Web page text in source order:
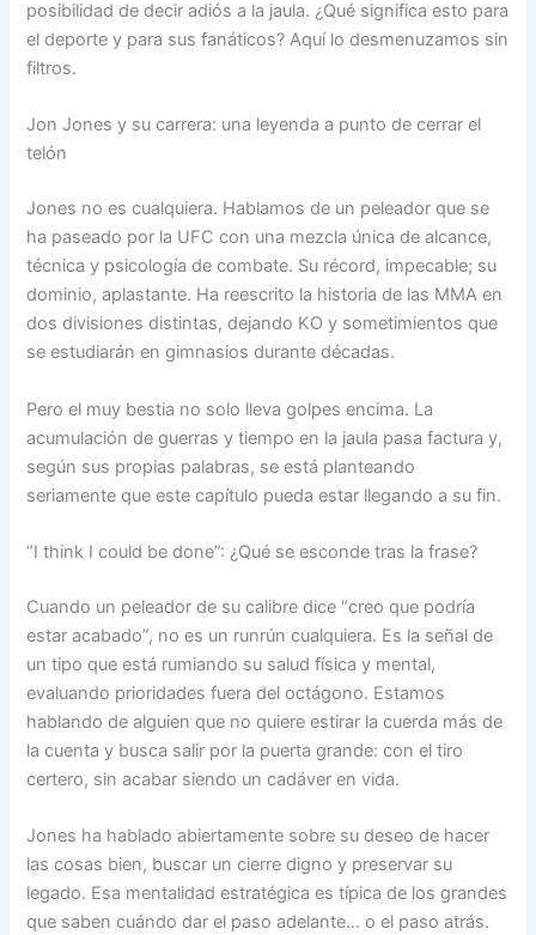
posibilidad de decir adiós a la jaula. ¿Qué significa esto para
el deporte y para sus fanáticos? Aquí lo desmenuzamos sin
filtros.
Jon Jones y su carrera: una leyenda a punto de cerrar el
telón
Jones no es cualquiera. Hablamos de un peleador que se
ha paseado por la UFC con una mezcla única de alcance,
técnica y psicología de combate. Su récord, impecable; su
dominio, aplastante. Ha reescrito la historia de las MMA en
dos divisiones distintas, dejando KO y sometimientos que
se estudiarán en gimnasios durante décadas.
Pero el muy bestia no solo lleva golpes encima. La
acumulación de guerras y tiempo en la jaula pasa factura y,
según sus propias palabras, se está planteando
seriamente que este capítulo pueda estar llegando a su fin.
“I think I could be done”: ¿Qué se esconde tras la frase?
Cuando un peleador de su calibre dice “creo que podría
estar acabado”, no es un runrún cualquiera. Es la señal de
un tipo que está rumiando su salud física y mental,
evaluando prioridades fuera del octágono. Estamos
hablando de alguien que no quiere estirar la cuerda más de
la cuenta y busca salir por la puerta grande: con el tiro
certero, sin acabar siendo un cadáver en vida.
Jones ha hablado abiertamente sobre su deseo de hacer
las cosas bien, buscar un cierre digno y preservar su
legado. Esa mentalidad estratégica es típica de los grandes
que saben cuándo dar el paso adelante… o el paso atrás.